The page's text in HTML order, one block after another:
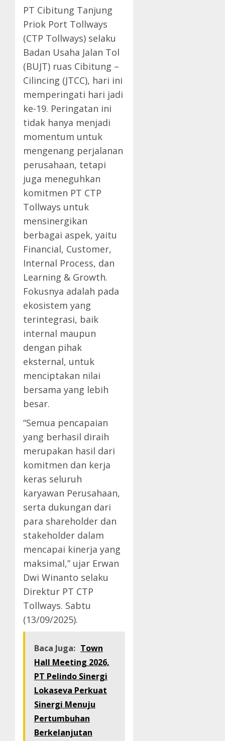
PT Cibitung Tanjung
Priok Port Tollways
(CTP Tollways) selaku
Badan Usaha Jalan Tol
(BUJT) ruas Cibitung –
Cilincing (JTCC), hari ini
memperingati hari jadi
ke-19. Peringatan ini
tidak hanya menjadi
momentum untuk
mengenang perjalanan
perusahaan, tetapi
juga meneguhkan
komitmen PT CTP
Tollways untuk
mensinergikan
berbagai aspek, yaitu
Financial, Customer,
Internal Process, dan
Learning & Growth.
Fokusnya adalah pada
ekosistem yang
terintegrasi, baik
internal maupun
dengan pihak
eksternal, untuk
menciptakan nilai
bersama yang lebih
besar.
“Semua pencapaian
yang berhasil diraih
merupakan hasil dari
komitmen dan kerja
keras seluruh
karyawan Perusahaan,
serta dukungan dari
para shareholder dan
stakeholder dalam
mencapai kinerja yang
maksimal,” ujar Erwan
Dwi Winanto selaku
Direktur PT CTP
Tollways. Sabtu
(13/09/2025).
Baca Juga: Town
Hall Meeting 2026,
PT Pelindo Sinergi
Lokaseva Perkuat
Sinergi Menuju
Pertumbuhan
Berkelanjutan